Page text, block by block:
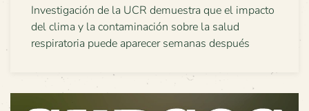
Investigación de la UCR demuestra que el impacto
del clima y la contaminación sobre la salud
respiratoria puede aparecer semanas después